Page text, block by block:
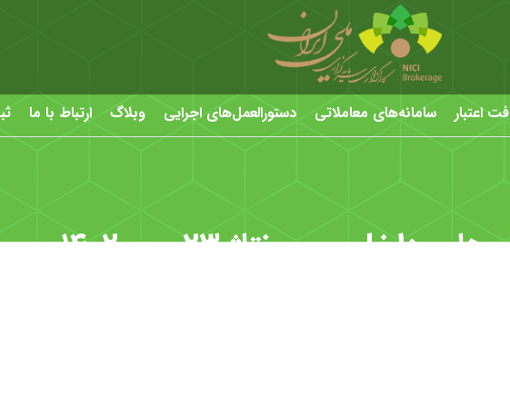
اعتبار سامانه‌های معاملاتی دستورالعمل‌های اجرایی وبلاگ ارتباط با ما
و مونتاژ ۲۳ مهر ۱۴۰۲